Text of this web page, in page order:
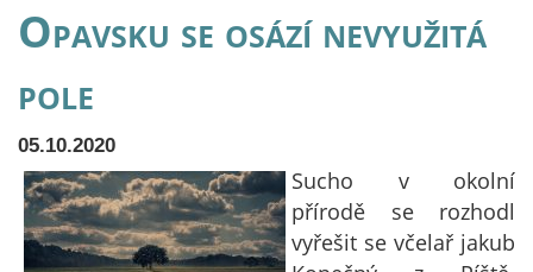
Opavsku se osází nevyužitá
pole
05.10.2020
Sucho v okolní
přírodě se rozhodl
vyřešit se včelař jakub